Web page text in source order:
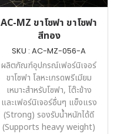
AC-MZ ขาโซฟา ขาโซฟา
สีทอง
SKU : AC-MZ-056-A
ผลิตภัณฑ์อุปกรณ์เฟอร์นิเจอร์
ขาโซฟา โลหะเกรดพรีเมียม
เหมาะสำหรับโซฟา, โต๊ะข้าง
และเฟอร์นิเจอร์อื่นๆ แข็งแรง
(Strong) รองรับน้ำหนักได้ดี
(Supports heavy weight)